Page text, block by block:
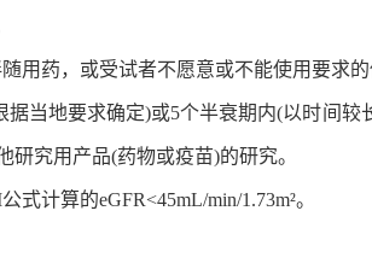
用药，或受试者不愿意或不能使用要求的
当地要求确定)或5个半衰期内(以时间较
究用产品(药物或疫苗)的研究。
计算的eGFR<45mL/min/1.73m²。